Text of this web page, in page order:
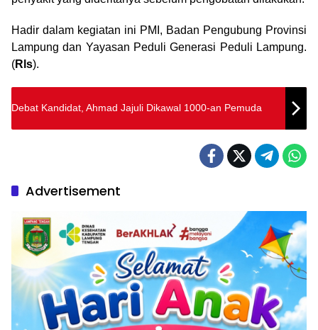
Hadir dalam kegiatan ini PMI, Badan Pengubung Provinsi
Lampung dan Yayasan Peduli Generasi Peduli Lampung.
(Rls).
Debat Kandidat, Ahmad Jajuli Dikawal 1000-an Pemuda
Advertisement